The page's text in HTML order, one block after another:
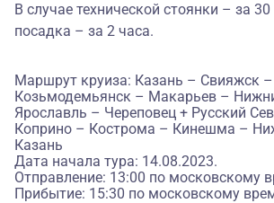
В случае технической стоянки – за
посадка – за 2 часа.
Маршрут круиза: Казань – Свияжск –
Козьмодемьянск – Макарьев –
Ярославль – Череповец + Русский
Коприно – Кострома – Кинешма –
Казань
Дата начала тура: 14.08.2023.
Отправление: 13:00 по московскому
Прибытие: 15:30 по московскому